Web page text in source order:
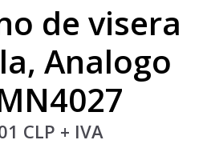
de visera
Analogo
CLP + IVA